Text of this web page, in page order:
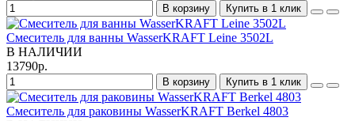
В корзину Купить в 1 клик
Смеситель для ванны WasserKRAFT Leine 3502L
В НАЛИЧИИ
13790р.
В корзину Купить в 1 клик
Смеситель для раковины WasserKRAFT Berkel 4803